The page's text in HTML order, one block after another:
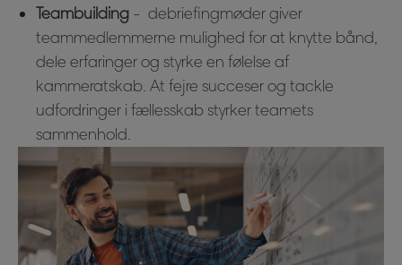
Teambuilding - debriefingmøder giver
teammedlemmerne mulighed for at knytte bånd,
dele erfaringer og styrke en følelse af
kammeratskab. At fejre succeser og tackle
udfordringer i fællesskab styrker teamets
sammenhold.